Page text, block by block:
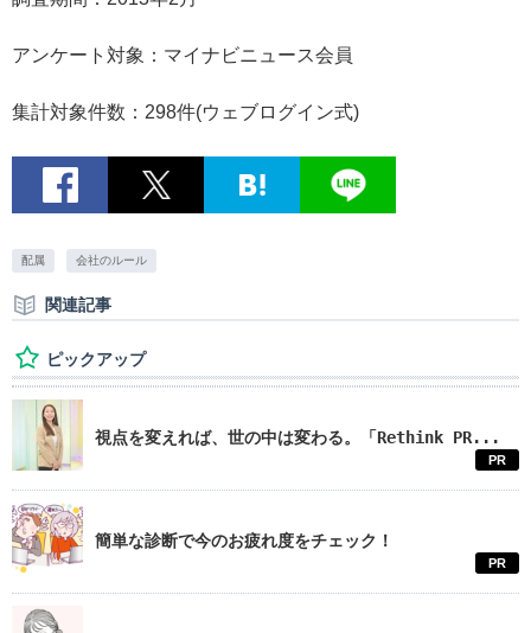
アンケート対象：マイナビニュース会員
集計対象件数：298件(ウェブログイン式)
配属 会社のルール
関連記事
ピックアップ
視点を変えれば、世の中は変わる。「Rethink PR...
PR
簡単な診断で今のお疲れ度をチェック！
PR